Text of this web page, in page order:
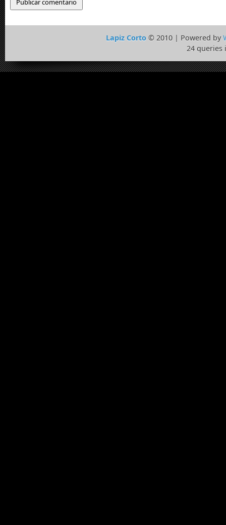
Lapiz Corto© 2010 | Powered by
24 queries